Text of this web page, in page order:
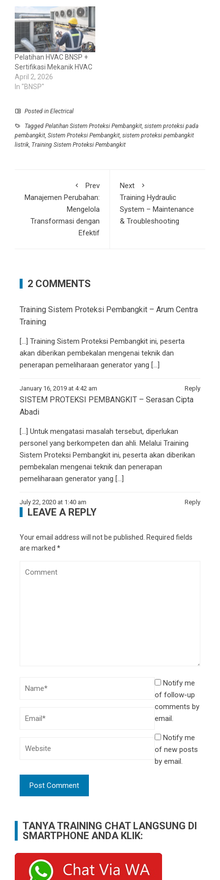
Pelatihan HVAC BNSP +
Sertifikasi Mekanik HVAC
April 2, 2026
In "BNSP"
Posted in Electrical
Tagged Pelatihan Sistem Proteksi Pembangkit, sistem proteksi pada
pembangkit, Sistem Proteksi Pembangkit, sistem proteksi pembangkit
listrik, Training Sistem Proteksi Pembangkit
Prev
Manajemen Perubahan:
Mengelola
Transformasi dengan
Efektif
Next
Training Hydraulic
System – Maintenance
& Troubleshooting
2 COMMENTS
Training Sistem Proteksi Pembangkit – Arum Centra
Training
[…] Training Sistem Proteksi Pembangkit ini, peserta
akan diberikan pembekalan mengenai teknik dan
penerapan pemeliharaan generator yang […]
January 16, 2019 at 4:42 am Reply
SISTEM PROTEKSI PEMBANGKIT – Serasan Cipta
Abadi
[…] Untuk mengatasi masalah tersebut, diperlukan
personel yang berkompeten dan ahli. Melalui Training
Sistem Proteksi Pembangkit ini, peserta akan diberikan
pembekalan mengenai teknik dan penerapan
pemeliharaan generator yang […]
July 22, 2020 at 1:40 am Reply
LEAVE A REPLY
Your email address will not be published. Required fields
are marked *
Notify me
of follow-up
comments by
email.
Notify me
of new posts
by email.
TANYA TRAINING CHAT LANGSUNG DI
SMARTPHONE ANDA KLIK: